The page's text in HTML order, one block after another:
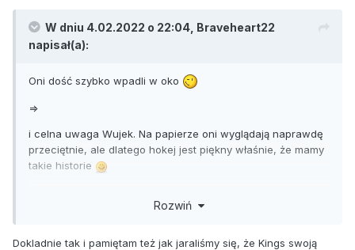
W dniu 4.02.2022 o 22:04, Braveheart22
napisał(a):
Oni dość szybko wpadli w oko
=>
i celna uwaga Wujek. Na papierze oni wyglądają naprawdę
przeciętnie, ale dlatego hokej jest piękny właśnie, że mamy
takie historie
widzę ich w playoffach w tym roku.
Rozwiń
Dokladnie tak i pamiętam też jak jaraliśmy się, że Kings swoją